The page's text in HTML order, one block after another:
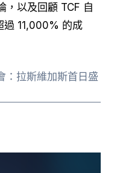
，以及回顧 TCF 自
過 11,000% 的成
拉斯維加斯首日盛